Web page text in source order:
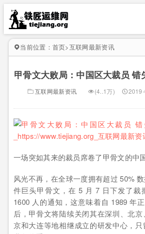
当前位置： 首页>互联网最新资讯
甲骨文大败局：中国区大裁员 错
互联网最新资讯 (4..1万)
一场突如其来的裁员席卷了甲骨文的中
风光不再，在全球一度拥有超过 50%
件巨头甲骨文，在 5 月 7 日下发了裁
1600 人的通知，这意味着自 1989 年
后，甲骨文将陆续关闭其在深圳、北
京和大连等地相继成立的研发中心，